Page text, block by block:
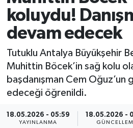
koluydu!
devam edecek
Tutuklu Antalya Büyükşehir
Muhittin Böcek’in sağ kolu
başdanışman Cem Oğuz’un
edeceği öğrenildi.
18.05.2026 - 05:59
YAYINLANMA
18.05.2026 -
Yerel Yönetim
Ekonomi
Spor
Yaşam
Trafik Durumu
Süper Lig Puan Durumu ve
Tüm Manşetler
Son Dakika Haberleri